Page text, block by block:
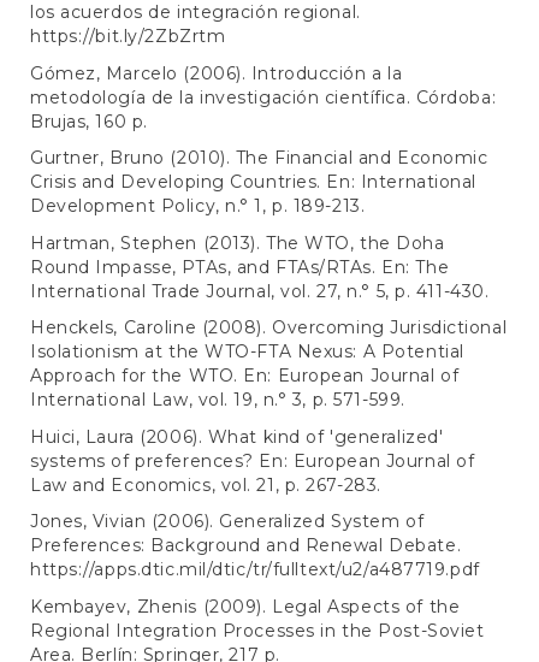
los acuerdos de integración regional.
https://bit.ly/2ZbZrtm
Gómez, Marcelo (2006). Introducción a la
metodología de la investigación científica. Córdoba:
Brujas, 160 p.
Gurtner, Bruno (2010). The Financial and Economic
Crisis and Developing Countries. En: International
Development Policy, n.° 1, p. 189-213.
Hartman, Stephen (2013). The WTO, the Doha
Round Impasse, PTAs, and FTAs/RTAs. En: The
International Trade Journal, vol. 27, n.° 5, p. 411-430.
Henckels, Caroline (2008). Overcoming Jurisdictional
Isolationism at the WTO-FTA Nexus: A Potential
Approach for the WTO. En: European Journal of
International Law, vol. 19, n.° 3, p. 571-599.
Huici, Laura (2006). What kind of 'generalized'
systems of preferences? En: European Journal of
Law and Economics, vol. 21, p. 267-283.
Jones, Vivian (2006). Generalized System of
Preferences: Background and Renewal Debate.
https://apps.dtic.mil/dtic/tr/fulltext/u2/a487719.pdf
Kembayev, Zhenis (2009). Legal Aspects of the
Regional Integration Processes in the Post-Soviet
Area. Berlín: Springer, 217 p.